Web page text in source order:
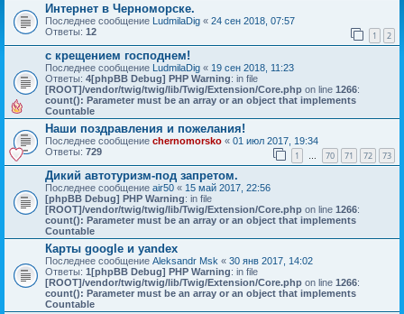
Интернет в Черноморске.
Последнее сообщение LudmilaDig « 24 сен 2018, 07:57
Ответы: 12 1 2
с крещением господнем!
Последнее сообщение LudmilaDig « 19 сен 2018, 11:23
Ответы: 4[phpBB Debug] PHP Warning: in file
[ROOT]/vendor/twig/twig/lib/Twig/Extension/Core.php on line 1266:
count(): Parameter must be an array or an object that implements
Countable
Наши поздравления и пожелания!
Последнее сообщение chernomorsko « 01 июл 2017, 19:34
Ответы: 729 1 … 70 71 72 73
Дикий автотуризм-под запретом.
Последнее сообщение air50 « 15 май 2017, 22:56
[phpBB Debug] PHP Warning: in file
[ROOT]/vendor/twig/twig/lib/Twig/Extension/Core.php on line 1266:
count(): Parameter must be an array or an object that implements
Countable
Карты google и yandex
Последнее сообщение Aleksandr Msk « 30 янв 2017, 14:02
Ответы: 1[phpBB Debug] PHP Warning: in file
[ROOT]/vendor/twig/twig/lib/Twig/Extension/Core.php on line 1266:
count(): Parameter must be an array or an object that implements
Countable